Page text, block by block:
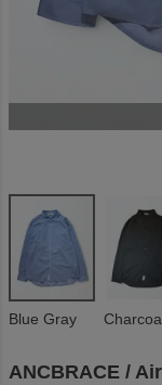
Blue Gray
ANCBRACE /